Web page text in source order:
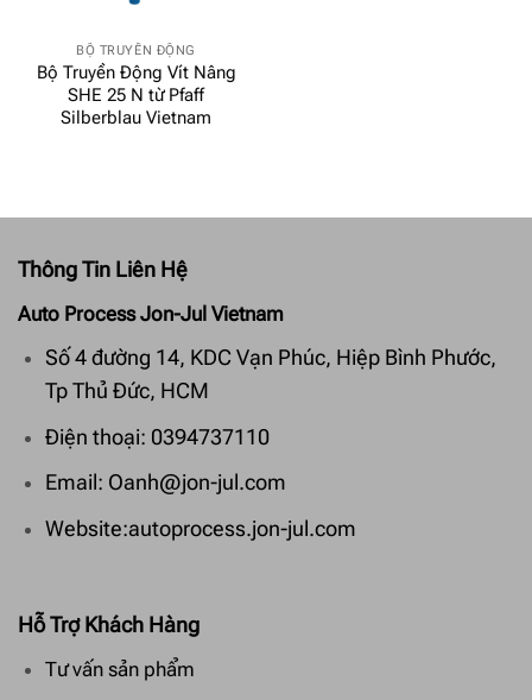
BỘ TRUYỀN ĐỘNG
Bộ Truyền Động Vít Nâng
SHE 25 N từ Pfaff
Silberblau Vietnam
Thông Tin Liên Hệ
Auto Process Jon-Jul Vietnam
Số 4 đường 14, KDC Vạn Phúc, Hiệp Bình Phước,
Tp Thủ Đức, HCM
Điện thoại: 0394737110
Email: Oanh@jon-jul.com
Website:autoprocess.jon-jul.com
Hỗ Trợ Khách Hàng
Tư vấn sản phẩm